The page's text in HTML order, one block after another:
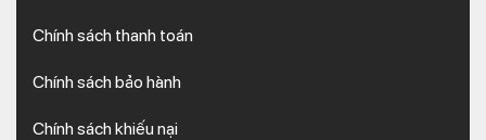
Chính sách thanh toán
Chính sách bảo hành
Chính sách khiếu nại